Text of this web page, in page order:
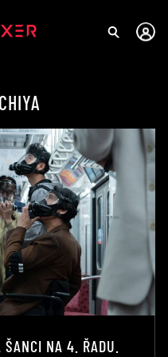
NA 4. ŘADU.